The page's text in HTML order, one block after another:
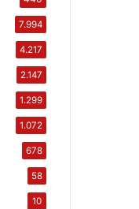
7.994
4.217
2.147
1.299
1.072
678
58
10